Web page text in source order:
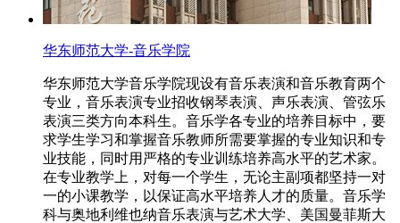
华东师范大学-音乐学院
华东师范大学音乐学院现设有音乐表演和音乐教育两个
专业，音乐表演专业招收钢琴表演、声乐表演、管弦乐
表演三类方向本科生。音乐学各专业的培养目标中，要
求学生学习和掌握音乐教师所需要掌握的专业知识和专
业技能，同时用严格的专业训练培养高水平的艺术家。
在专业教学上，对每一个学生，无论主副项都坚持一对
一的小课教学，以保证高水平培养人才的质量。音乐学
科与奥地利维也纳音乐表演与艺术大学、美国曼菲斯大